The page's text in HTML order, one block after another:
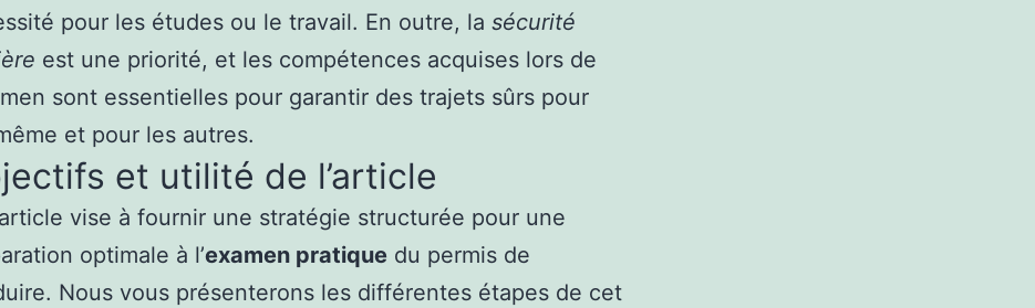
pour les études ou le travail. En outre, la sécurité
est une priorité, et les compétences acquises lors de
sont essentielles pour garantir des trajets sûrs pour
et pour les autres.
et utilité de l’article
vise à fournir une stratégie structurée pour une
optimale à l’examen pratique du permis de
Nous vous présenterons les différentes étapes de cet